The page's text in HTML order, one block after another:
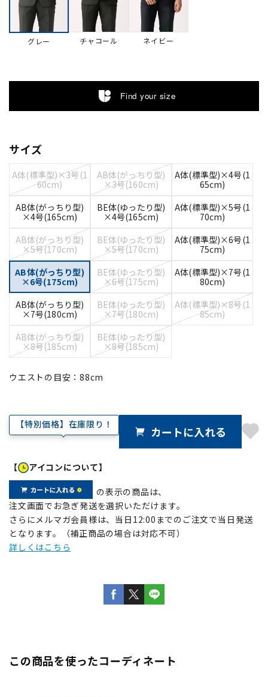
グレー チャコール ネイビー
Find your size
サイズ
A体(標準型)×3号(1
60cm)
AB体(がっちり型)
×3号(160cm)
A体(標準型)×4号(1
65cm)
AB体(がっちり型)
×4号(165cm)
BE体(ゆったり型)
×4号(165cm)
A体(標準型)×5号(1
70cm)
AB体(がっちり型)
×5号(170cm)
BE体(ゆったり型)
×5号(170cm)
A体(標準型)×6号(1
75cm)
AB体(がっちり型)
×6号(175cm)
BE体(ゆったり型)
×6号(175cm)
A体(標準型)×7号(1
80cm)
AB体(がっちり型)
×7号(180cm)
BE体(ゆったり型)
×7号(180cm)
A体(標準型)×8号(1
85cm)
AB体(がっちり型)
×8号(185cm)
BE体(ゆったり型)
×8号(185cm)
ウエストの目安：88cm
【特別価格】在庫限り！ カートに入れる
【 アイコンについて】
の表示の商品は、
注文画面でお急ぎ発送を選択いただけます。
さらにメルマガ会員様は、当日12:00までのご注文で当日発送
となります。（補正商品の場合は対応不可）
詳しくはこちら
この商品を使ったコーディネート